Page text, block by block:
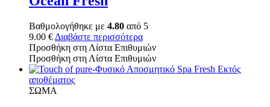
Βαθμολογήθηκε με 4.80 από 5
9.00 € Διαβάστε περισσότερα
Προσθήκη στη Λίστα Επιθυμιών
Προσθήκη στη Λίστα Επιθυμιών
Εκτός
αποθέματος
ΣΩΜΑ